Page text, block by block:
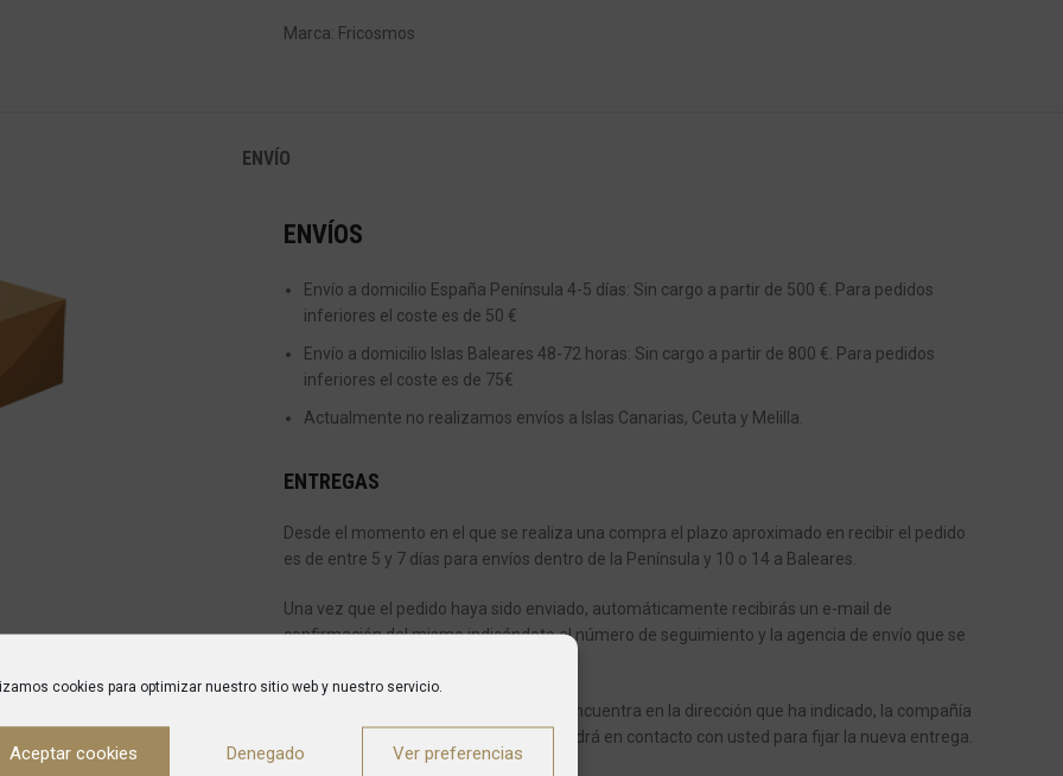
cookies para optimizar nuestro sitio web y nuestro servicio.
Aceptar cookies Denegado Ver preferencias
Marca: Fricosmos
ENVÍO
ENVÍOS
Envío a domicilio España Península 4-5 días: Sin cargo a partir de 500 €. Para pedidos
inferiores el coste es de 50 €
Envío a domicilio Islas Baleares 48-72 horas: Sin cargo a partir de 800 €. Para pedidos
inferiores el coste es de 75€
Actualmente no realizamos envíos a Islas Canarias, Ceuta y Melilla.
ENTREGAS
Desde el momento en el que se realiza una compra el plazo aproximado en recibir el pedido
es de entre 5 y 7 días para envíos dentro de la Península y 10 o 14 a Baleares.
Una vez que el pedido haya sido enviado, automáticamente recibirás un e-mail de
confirmación del mismo indicándote el número de seguimiento y la agencia de envío que se
Si en el momento de la entrega no se encuentra en la dirección que ha indicado, la compañía
de transportes dejará un aviso y se pondrá en contacto con usted para fijar la nueva entrega.